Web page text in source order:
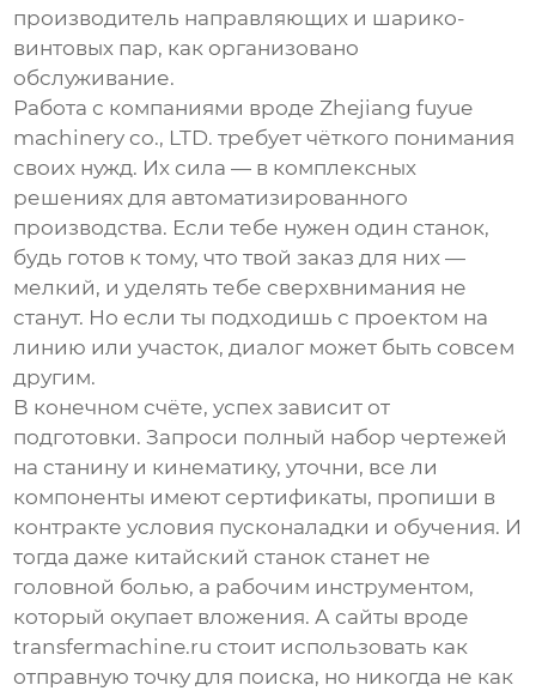
производитель направляющих и шарико-
винтовых пар, как организовано
обслуживание.
Работа с компаниями вроде Zhejiang fuyue
machinery co., LTD. требует чёткого понимания
своих нужд. Их сила — в комплексных
решениях для автоматизированного
производства. Если тебе нужен один станок,
будь готов к тому, что твой заказ для них —
мелкий, и уделять тебе сверхвнимания не
станут. Но если ты подходишь с проектом на
линию или участок, диалог может быть совсем
другим.
В конечном счёте, успех зависит от
подготовки. Запроси полный набор чертежей
на станину и кинематику, уточни, все ли
компоненты имеют сертификаты, пропиши в
контракте условия пусконаладки и обучения. И
тогда даже китайский станок станет не
головной болью, а рабочим инструментом,
который окупает вложения. А сайты вроде
transfermachine.ru стоит использовать как
отправную точку для поиска, но никогда не как